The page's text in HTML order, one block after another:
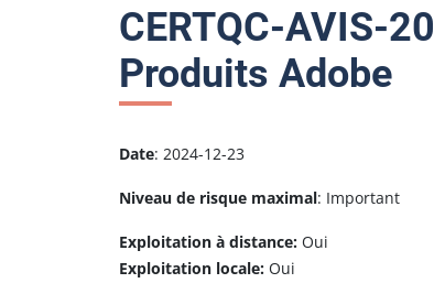
o
n
t
e
u
CERTQC-AVIS-
Produits Adobe
Date: 2024-12-23
Niveau de risque maximal: Important
Exploitation à distance: Oui
Exploitation locale: Oui